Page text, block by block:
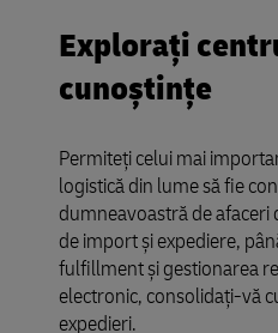
Explorați
cunoștințe
Permiteți celui mai
logistică din lume să fie
dumneavoastră de afaceri
de import și expediere,
fulfillment și gestionarea
electronic, consolidați-vă
expedieri.